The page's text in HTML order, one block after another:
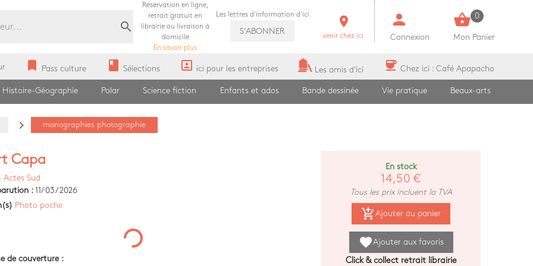
search
Réservation en ligne,
retrait gratuit en
librairie ou livraison à
domicile
En savoir plus
Les lettres d'information d'ici
S'ABONNER
room
venir chez ici
person
Connexion
shopping_basket 0
Mon Panier
bookmark Pass culture book Sélections portrait ici pour les entreprises Les amis d'ici coffee Chez ici : Café Apapacho
Histoire-Géographie Polar Science fiction Enfants et ados Bande dessinée Vie pratique Beaux-arts
navigate_next monographies photographie
Capa
Actes Sud
: 11/03/2026
Photo poche
de couverture :
En stock
14,50 €
Tous les prix incluent la TVA
add_shopping_cart Ajouter au panier
favoriteAjouter aux favoris
Click & collect retrait librairie